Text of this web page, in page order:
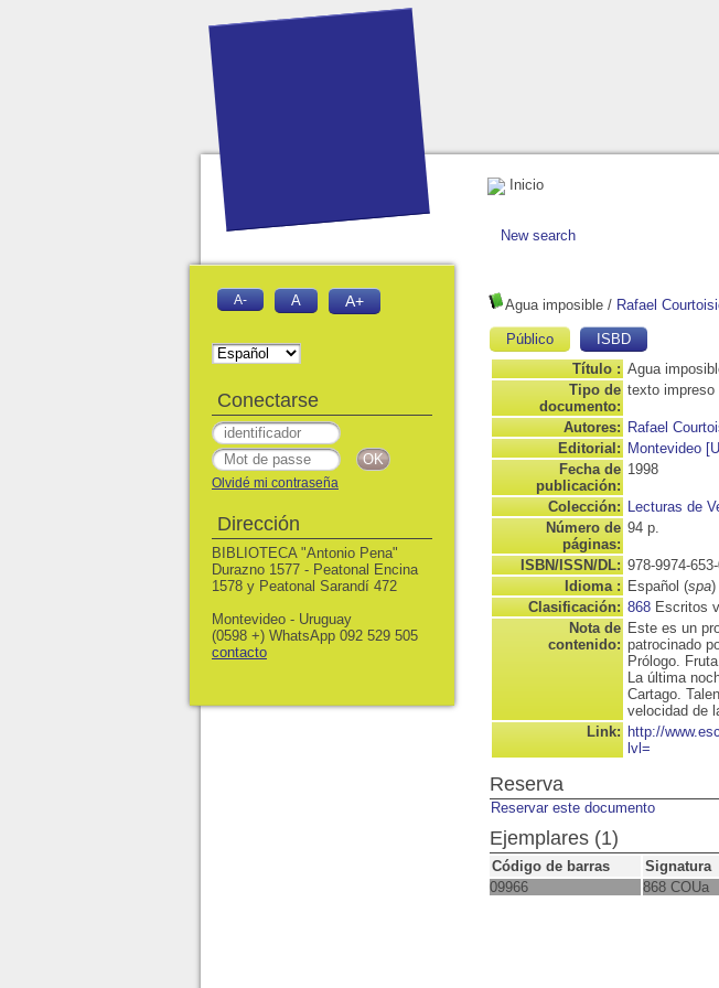
Inicio
New search
Agua imposible / Rafael
Público
ISBD
Título : Agua
Tipo de
documento:
texto impreso
Autores: Rafael
Editorial: Montevideo
Fecha de
publicación:
1998
Colección: Lecturas de
Número de
páginas:
94 p.
ISBN/ISSN/DL: 978-9974-
Idioma : Español (spa)
Clasificación: 868 Escritos
Nota de
contenido:
Este es un
patrocinado
Prólogo.
La última
Cartago.
velocidad de
Link: http://
lvl=
Reserva
Reservar este documento
Ejemplares (1)
Código de barras Signatura
09966
868 COUa
A- A A+
Conectarse
Olvidé mi contraseña
Dirección
BIBLIOTECA "Antonio Pena"
Durazno 1577 - Peatonal Encina
1578 y Peatonal Sarandí 472
Montevideo - Uruguay
(0598 +) WhatsApp 092 529 505
contacto